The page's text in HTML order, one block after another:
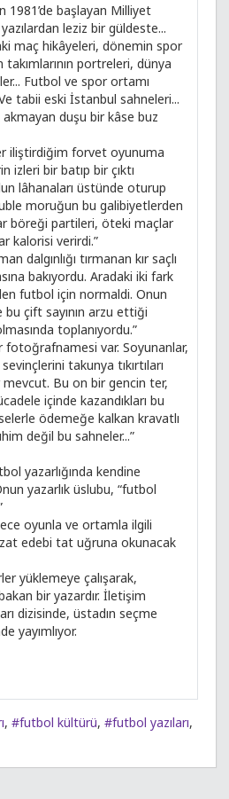
1981’de başlayan Milliyet
leziz bir güldeste...
maç hikâyeleri, dönemin spor
takımlarının portreleri, dünya
Futbol ve spor ortamı
tabii eski İstanbul sahneleri...
akmayan duşu bir kâse buz
iliştirdiğim forvet oyunuma
izleri bir batıp bir çıktı
lâhanaları üstünde oturup
moruğun bu galibiyetlerden
böreği partileri, öteki maçlar
kalorisi verirdi.”
dalgınlığı tırmanan kır saçlı
bakıyordu. Aradaki iki fark
futbol için normaldi. Onun
bu çift sayının arzu ettiği
toplanıyordu.”
fotoğrafnamesi var. Soyunanlar,
takunya tıkırtıları
mevcut. Bu on bir gencin ter,
içinde kazandıkları bu
ödemeğe kalkan kravatlı
değil bu sahneler...”
yazarlığında kendine
yazarlık üslubu, “futbol
oyunla ve ortamla ilgili
edebi tat uğruna okunacak
yüklemeye çalışarak,
bir yazardır. İletişim
dizisinde, üstadın seçme
yayımlıyor.
, #futbol kültürü, #futbol yazıları,